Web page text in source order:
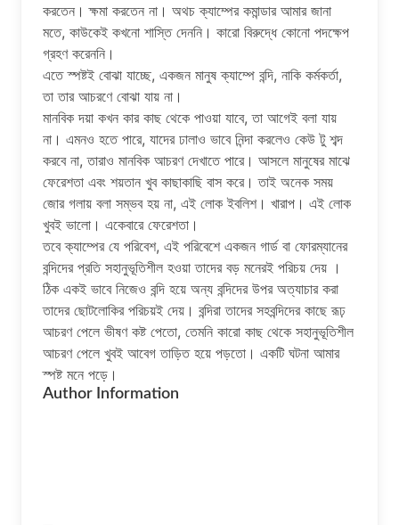
করতেন। ক্ষমা করতেন না। অথচ ক্যাম্পের কমান্ডার আমার জানা
মতে, কাউকেই কখনাে শাস্তি দেননি। কারাে বিরুদ্ধে কোনাে পদক্ষেপ
গ্রহণ করেননি।
এতে স্পষ্টই বােঝা যাচ্ছে, একজন মানুষ ক্যাম্পে বন্দি, নাকি কর্মকর্তা,
তা তার আচরণে বােঝা যায় না।
মানবিক দয়া কখন কার কাছ থেকে পাওয়া যাবে, তা আগেই বলা যায়
না। এমনও হতে পারে, যাদের ঢালাও ভাবে নিন্দা করলেও কেউ টু শব্দ
করবে না, তারাও মানবিক আচরণ দেখাতে পারে। আসলে মানুষের মাঝে
ফেরেশতা এবং শয়তান খুব কাছাকাছি বাস করে। তাই অনেক সময়
জোর গলায় বলা সম্ভব হয় না, এই লােক ইবলিশ। খারাপ। এই লােক
খুবই ভালাে। একেবারে ফেরেশতা।
তবে ক্যাম্পের যে পরিবেশ, এই পরিবেশে একজন গার্ড বা ফোরম্যানের
বন্দিদের প্রতি সহানুভূতিশীল হওয়া তাদের বড় মনেরই পরিচয় দেয় ।
ঠিক একই ভাবে নিজেও বন্দি হয়ে অন্য বন্দিদের উপর অত্যাচার করা
তাদের ছােটলােকির পরিচয়ই দেয়। বন্দিরা তাদের সহবন্দিদের কাছে রূঢ়
আচরণ পেলে ভীষণ কষ্ট পেতাে, তেমনি কারাে কাছ থেকে সহানুভূতিশীল
আচরণ পেলে খুবই আবেগ তাড়িত হয়ে পড়তাে। একটি ঘটনা আমার
স্পষ্ট মনে পড়ে।
Author Information